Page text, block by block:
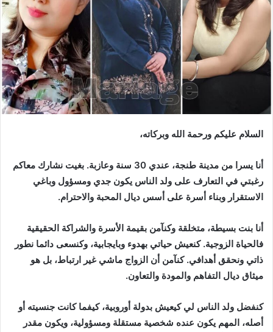
السلام عليكم ورحمة الله وبركاته،
أنا يسرا من مدينة طنجة، عندي 30 سنة وعازبة. بغيت نشارك معاكم
رغبتي في التعارف على ولد الناس يكون جدي ومسؤول وباغي
الاستقرار وبناء أسرة على أسس ديال المحبة والاحترام.
أنا بنت بسيطة، متخلقة وكنآمن بقيمة الأسرة والشراكة الحقيقية
فالحياة الزوجية. كنعيش حياتي بهدوء وبايجابية، وكنسعى دائما نطور
ذاتي ونحقق أهدافي. كنآمن أن الزواج ماشي غير ارتباط، بل هو
ميثاق ديال التفاهم والمودة والتعاون.
كنفضل ولد الناس لي كيعيش بدولة أوروبية، كيفما كانت جنسيته أو
أصله، المهم يكون عنده شخصية مستقلة ومسؤولية، ويكون مقدر